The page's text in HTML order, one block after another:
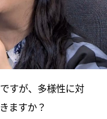
すが、多様性に対
ますか？